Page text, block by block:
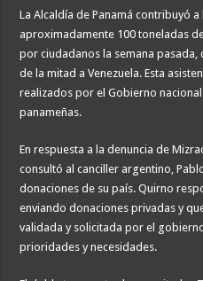
La Alcaldía de Panamá contribuyó
aproximadamente 100 toneladas
por ciudadanos la semana pasada,
de la mitad a Venezuela. Esta
realizados por el Gobierno
panameñas.
En respuesta a la denuncia de
consultó al canciller argentino,
donaciones de su país. Quirno
enviando donaciones privadas y
validada y solicitada por el
prioridades y necesidades.